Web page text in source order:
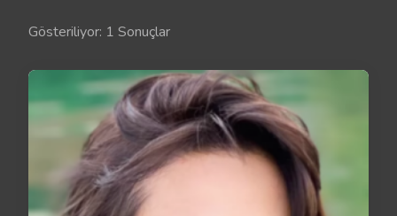
Gösteriliyor: 1 Sonuçlar